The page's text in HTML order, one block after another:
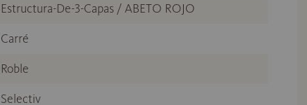
Estructura-De-3-Capas / ABETO ROJO
Carré
Roble
Selectiv